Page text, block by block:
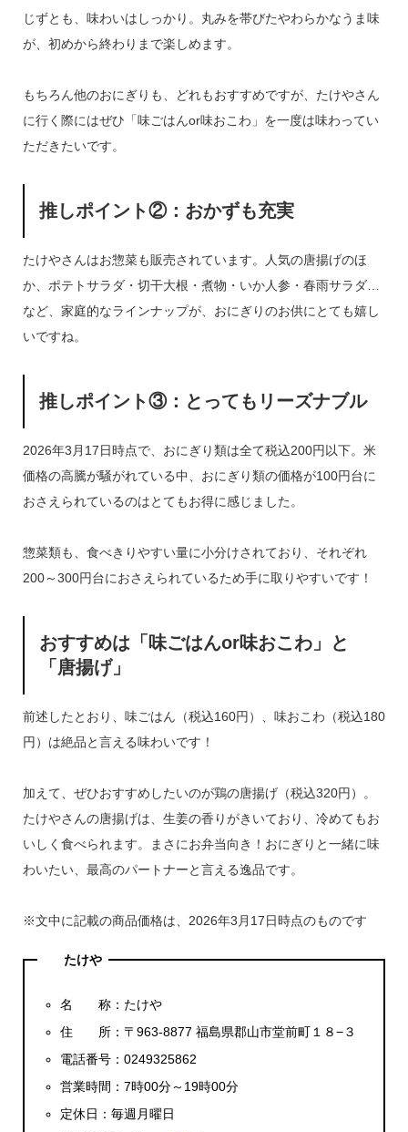
じずとも、味わいはしっかり。丸みを帯びたやわらかなうま味
が、初めから終わりまで楽しめます。
もちろん他のおにぎりも、どれもおすすめですが、たけやさん
に行く際にはぜひ「味ごはんor味おこわ」を一度は味わってい
ただきたいです。
推しポイント②：おかずも充実
たけやさんはお惣菜も販売されています。人気の唐揚げのほ
か、ポテトサラダ・切干大根・煮物・いか人参・春雨サラダ…
など、家庭的なラインナップが、おにぎりのお供にとても嬉し
いですね。
推しポイント③：とってもリーズナブル
2026年3月17日時点で、おにぎり類は全て税込200円以下。米
価格の高騰が騒がれている中、おにぎり類の価格が100円台に
おさえられているのはとてもお得に感じました。
惣菜類も、食べきりやすい量に小分けされており、それぞれ
200～300円台におさえられているため手に取りやすいです！
おすすめは「味ごはんor味おこわ」と
「唐揚げ」
前述したとおり、味ごはん（税込160円）、味おこわ（税込180
円）は絶品と言える味わいです！
加えて、ぜひおすすめしたいのが鶏の唐揚げ（税込320円）。
たけやさんの唐揚げは、生姜の香りがきいており、冷めてもお
いしく食べられます。まさにお弁当向き！おにぎりと一緒に味
わいたい、最高のパートナーと言える逸品です。
※文中に記載の商品価格は、2026年3月17日時点のものです
たけや
名 称：たけや
住 所：〒963-8877 福島県郡山市堂前町１８−３
電話番号：0249325862
営業時間：7時00分～19時00分
定休日：毎週月曜日